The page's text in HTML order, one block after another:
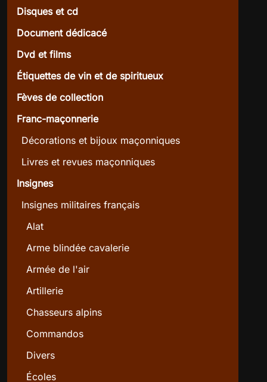
Disques et cd
Document dédicacé
Dvd et films
Étiquettes de vin et de spiritueux
Fèves de collection
Franc-maçonnerie
Décorations et bijoux maçonniques
Livres et revues maçonniques
Insignes
Insignes militaires français
Alat
Arme blindée cavalerie
Armée de l'air
Artillerie
Chasseurs alpins
Commandos
Divers
Écoles